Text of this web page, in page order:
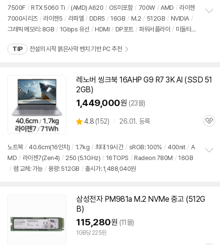
견
점
리
뷰
7500F / RTX 5060 Ti / (AMD) A620 / OS미포함 / 700W / AMD / 라이젠
7000시리즈 / 라이젠5 / 라파엘 / DDR5 / 16GB / M.2 / 512GB / NVIDIA /
그래픽 메모리: 8GB / 1Gbps 유선 / HDMI / DP포트 / 파워서플라이 / 미들타
TIP 전설의 시작 붉은사막 벤치 기반 PC 추천
레노버 씽크북 16AHP G9 R7 3K AI (SSD 51
2GB)
1,449,000원 (23몰)
별
4.8 (상
리
152) 26.01. 등록
관
노트북 / 40.6cm(16인치) / 1.7kg / 최대 19시간 / sRGB: 100% / 400nit / A
MD / 라이젠7(Zen4) / 250 (5.1GHz) / 16TOPS / Radeon 780M / 16GB
/ 램 교체: 가능 / 용량: 512GB / 출시가: 1,488,040원
삼성전자 PM981a M.2 NVMe 중고 (512G
B)
115,280원 (11몰)
1GB당 225원